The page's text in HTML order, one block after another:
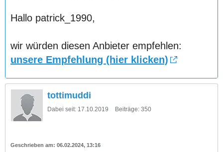
Hallo patrick_1990,
wir würden diesen Anbieter empfehlen:
unsere Empfehlung (hier klicken)
tottimuddi
Dabei seit: 17.10.2019 Beiträge: 350
06.02.2024, 13:16